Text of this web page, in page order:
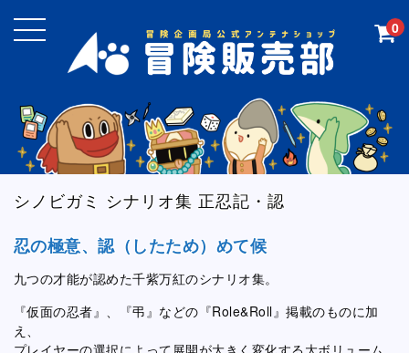
0
シノビガミ シナリオ集 正忍記・認
忍の極意、認（したため）めて候
九つの才能が認めた千紫万紅のシナリオ集。
『仮面の忍者』、『弔』などの『Role&Roll』掲載のものに加
え、
プレイヤーの選択によって展開が大きく変化する大ボリューム